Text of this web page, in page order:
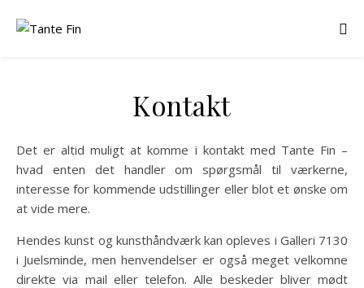
Kontakt
Det er altid muligt at komme i kontakt med Tante Fin –
hvad enten det handler om spørgsmål til værkerne,
interesse for kommende udstillinger eller blot et ønske om
at vide mere.
Hendes kunst og kunsthåndværk kan opleves i Galleri 7130
i Juelsminde, men henvendelser er også meget velkomne
direkte via mail eller telefon. Alle beskeder bliver mødt